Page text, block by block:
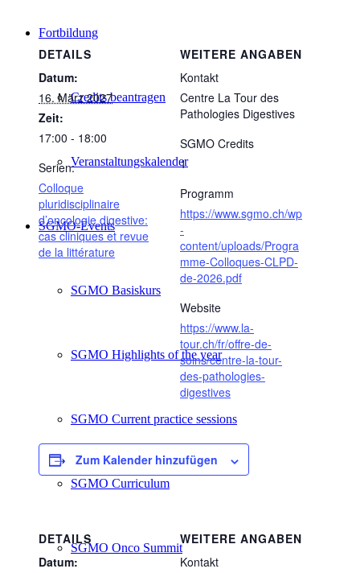
Fortbildung
Credits beantragen
Veranstaltungskalender
SGMO-Events
SGMO Basiskurs
SGMO Highlights of the year
SGMO Current practice sessions
SGMO Curriculum
SGMO Onco Summit
DETAILS
Datum:
16. März 2027
Zeit:
17:00 - 18:00
Serien:
Colloque
pluridisciplinaire
d’oncologie digestive:
cas cliniques et revue
de la littérature
WEITERE ANGABEN
Kontakt
Centre La Tour des
Pathologies Digestives
SGMO Credits
1
Programm
https://www.sgmo.ch/wp
-
content/uploads/Progra
mme-Colloques-CLPD-
de-2026.pdf
Website
https://www.la-
tour.ch/fr/offre-de-
soins/centre-la-tour-
des-pathologies-
digestives
Zum Kalender hinzufügen
DETAILS
Datum:
WEITERE ANGABEN
Kontakt